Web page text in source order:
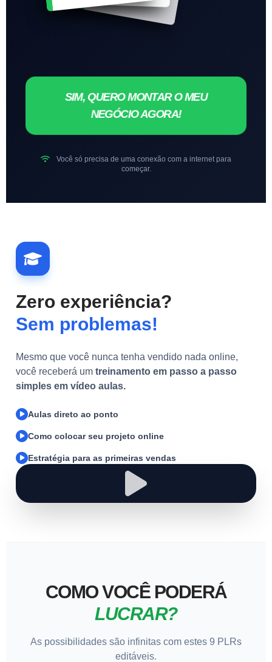
SIM, QUERO MONTAR O MEU
NEGÓCIO AGORA!
Você só precisa de uma conexão com a internet para
começar.
Zero experiência?
Sem problemas!
Mesmo que você nunca tenha vendido nada online,
você receberá um treinamento em passo a passo
simples em vídeo aulas.
Aulas direto ao ponto
Como colocar seu projeto online
Estratégia para as primeiras vendas
COMO VOCÊ PODERÁ
LUCRAR?
As possibilidades são infinitas com estes 9 PLRs
editáveis.